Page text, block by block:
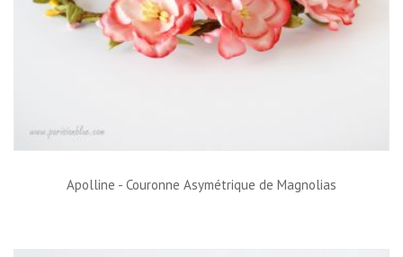
Apolline - Couronne Asymétrique de Magnolias